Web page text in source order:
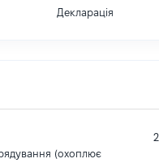
Декларація
(охоплює